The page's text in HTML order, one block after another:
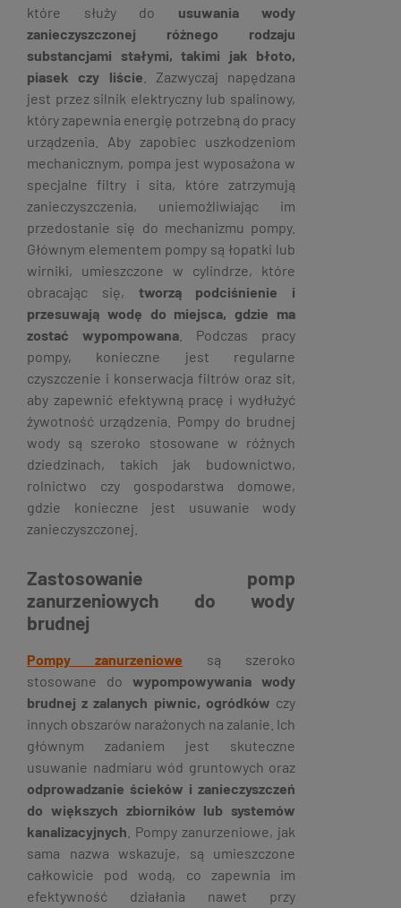
które służy do usuwania wody
zanieczyszczonej różnego rodzaju
substancjami stałymi, takimi jak błoto,
piasek czy liście . Zazwyczaj napędzana
jest przez silnik elektryczny lub spalinowy,
który zapewnia energię potrzebną do pracy
urządzenia. Aby zapobiec uszkodzeniom
mechanicznym, pompa jest wyposażona w
specjalne filtry i sita, które zatrzymują
zanieczyszczenia, uniemożliwiając im
przedostanie się do mechanizmu pompy.
Głównym elementem pompy są łopatki lub
wirniki, umieszczone w cylindrze, które
obracając się, tworzą podciśnienie i
przesuwają wodę do miejsca, gdzie ma
zostać wypompowana . Podczas pracy
pompy, konieczne jest regularne
czyszczenie i konserwacja filtrów oraz sit,
aby zapewnić efektywną pracę i wydłużyć
żywotność urządzenia. Pompy do brudnej
wody są szeroko stosowane w różnych
dziedzinach, takich jak budownictwo,
rolnictwo czy gospodarstwa domowe,
gdzie konieczne jest usuwanie wody
zanieczyszczonej.
Zastosowanie pomp
zanurzeniowych do wody
brudnej
Pompy zanurzeniowe są szeroko
stosowane do wypompowywania wody
brudnej z zalanych piwnic, ogródków czy
innych obszarów narażonych na zalanie. Ich
głównym zadaniem jest skuteczne
usuwanie nadmiaru wód gruntowych oraz
odprowadzanie ścieków i zanieczyszczeń
do większych zbiorników lub systemów
kanalizacyjnych . Pompy zanurzeniowe, jak
sama nazwa wskazuje, są umieszczone
całkowicie pod wodą, co zapewnia im
efektywność działania nawet przy